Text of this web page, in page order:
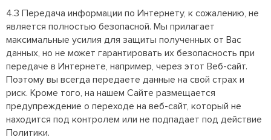
4.3 Передача информации по Интернету, к сожалению, не
является полностью безопасной. Мы прилагает
максимальные усилия для защиты полученных от Вас
данных, но не может гарантировать их безопасность при
передаче в Интернете, например, через этот Веб-сайт.
Поэтому вы всегда передаете данные на свой страх и
риск. Кроме того, на нашем Сайте размещается
предупреждение о переходе на веб-сайт, который не
находится под контролем или не подпадает под действие
Политики.